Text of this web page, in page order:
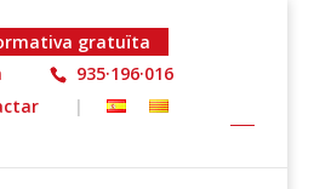
gratuïta
935·196·016
|